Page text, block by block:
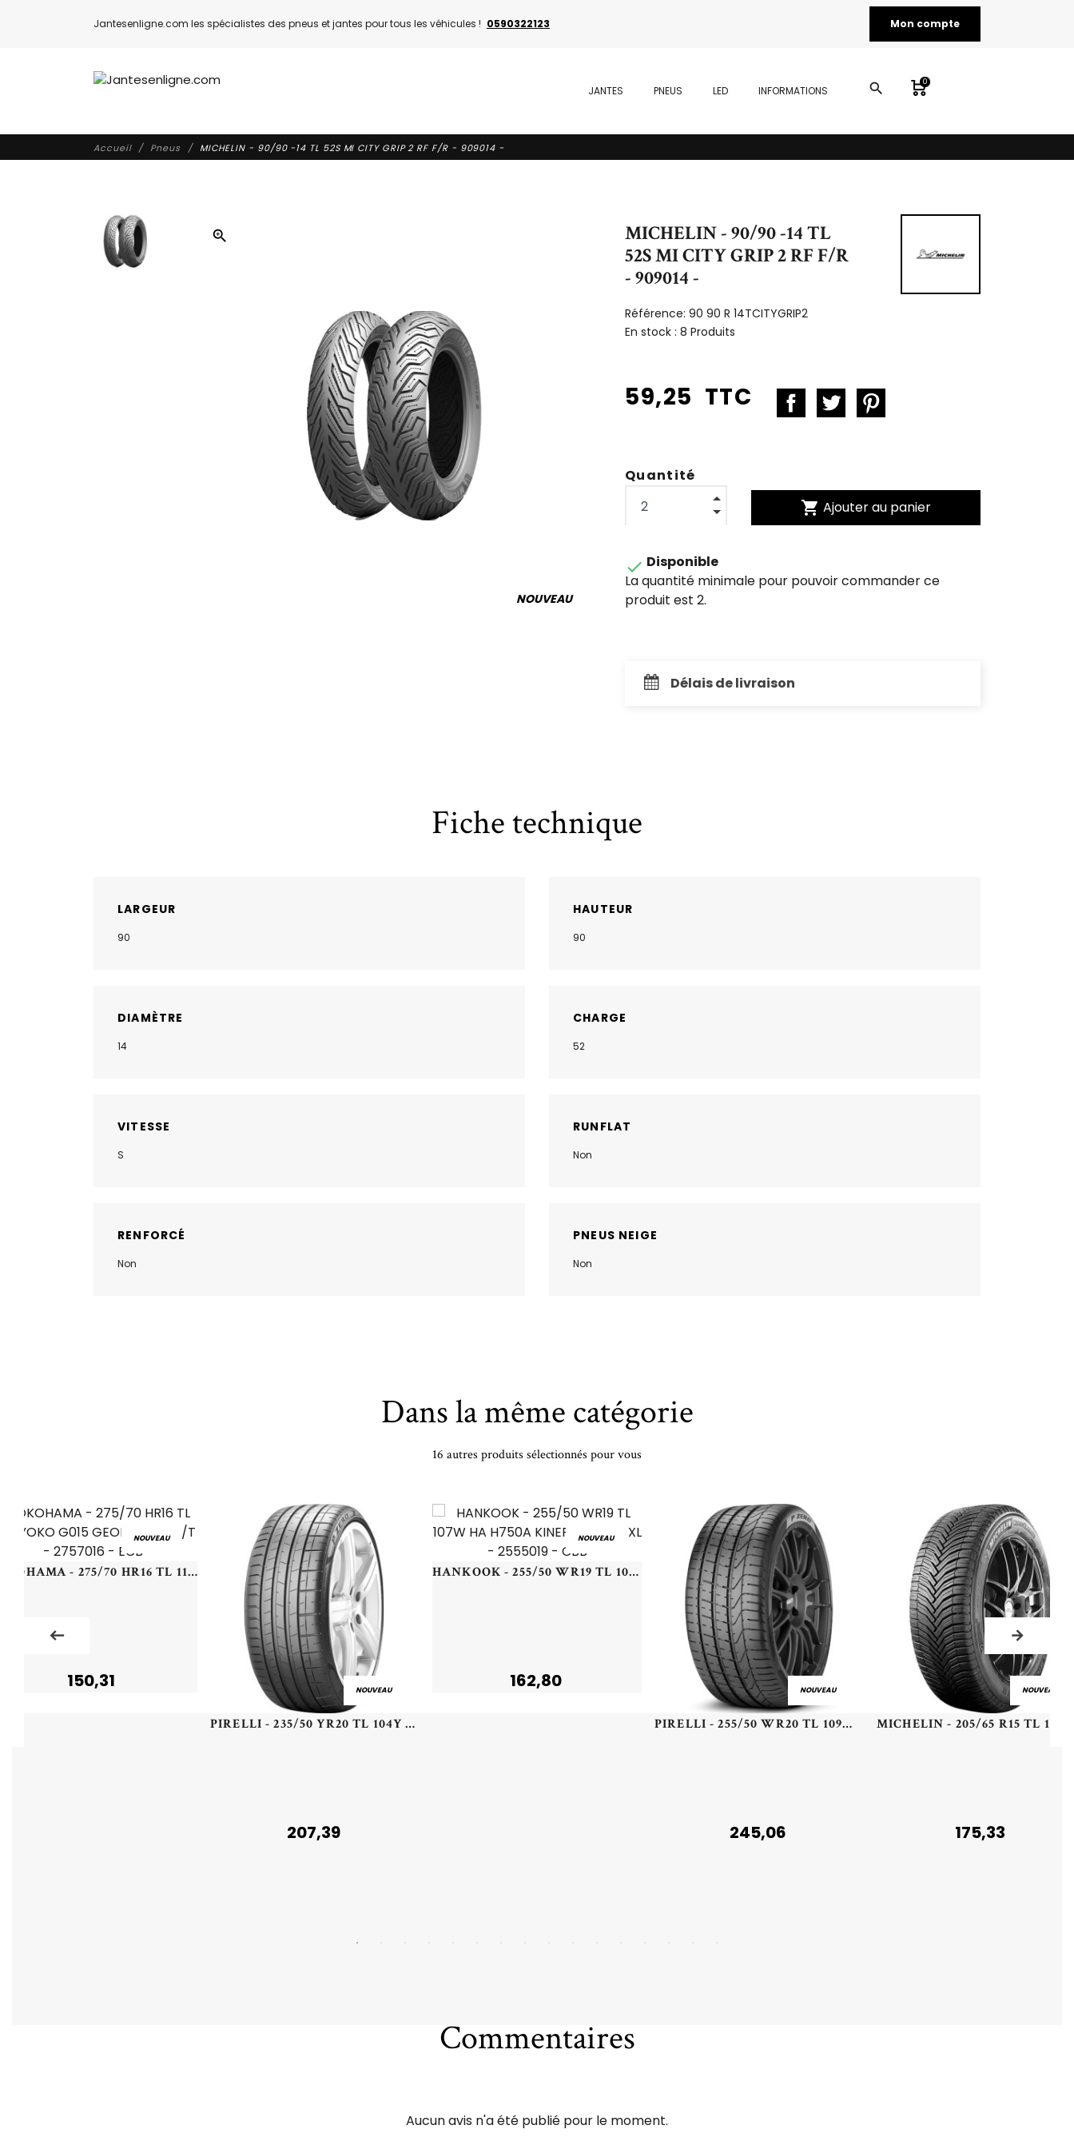
Jantesenligne.com les spécialistes des pneus et jantes pour tous les véhicules ! 0590322123 Mon compte
JANTES PNEUS LED INFORMATIONS search 0
Accueil Pneus MICHELIN - 90/90 -14 TL 52S MI CITY GRIP 2 RF F/R - 909014 -
zoom_in
NOUVEAU
MICHELIN - 90/90 -14 TL
52S MI CITY GRIP 2 RF F/R
- 909014 -
Référence: 90 90 R 14TCITYGRIP2
En stock : 8 Produits
59,25 TTC
Quantité
shopping_cart Ajouter au panier
 Disponible
La quantité minimale pour pouvoir commander ce
produit est 2.
Délais de livraison
Fiche technique
LARGEUR
90
HAUTEUR
90
DIAMÈTRE
14
CHARGE
52
VITESSE
S
RUNFLAT
Non
RENFORCÉ
Non
PNEUS NEIGE
Non
Dans la même catégorie
16 autres produits sélectionnés pour vous
NOUVEAU
YOKOHAMA - 275/70 HR16 TL 114H YOKO G015 GEOLANDAR A/T - 2757016 - ECB
150,31 NOUVEAU
PIRELLI - 235/50 YR20 TL 104Y PI P-ZERO (J)(LR) XL PZ4 - 2355020 - AAA
207,39
NOUVEAU
HANKOOK - 255/50 WR19 TL 107W HA H750A KINERGY 4S2 X XL - 2555019 - CBB
162,80 NOUVEAU
PIRELLI - 255/50 WR20 TL 109W PI PZERO (J)(LR) XL - 2555020 - CBB
245,06
NOUVEAU
175,33
Commentaires
Aucun avis n'a été publié pour le moment.